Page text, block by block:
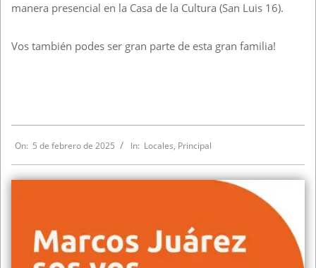
manera presencial en la Casa de la Cultura (San Luis 16).
Vos también podes ser gran parte de esta gran familia!
On: 5 de febrero de 2025 In: Locales, Principal